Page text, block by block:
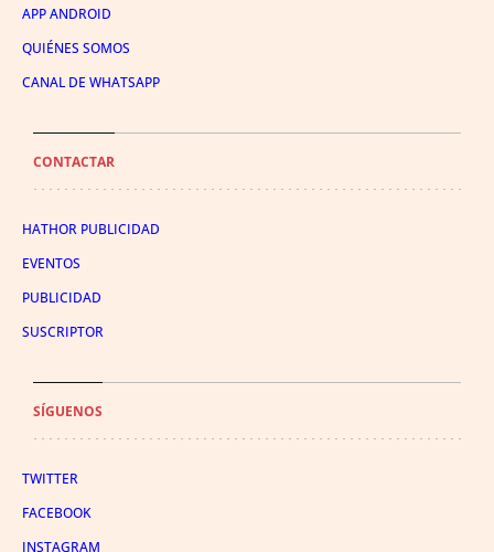
APP ANDROID
QUIÉNES SOMOS
CANAL DE WHATSAPP
CONTACTAR
HATHOR PUBLICIDAD
EVENTOS
PUBLICIDAD
SUSCRIPTOR
SÍGUENOS
TWITTER
FACEBOOK
INSTAGRAM